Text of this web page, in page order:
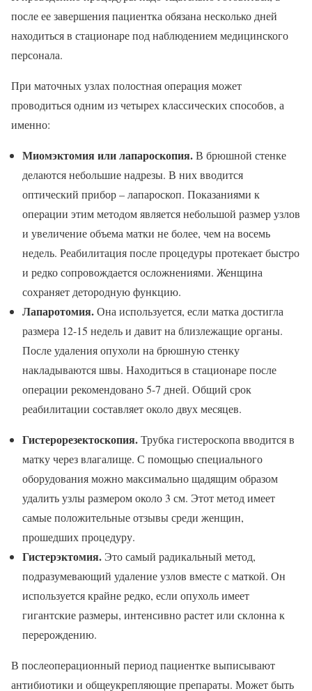
после ее завершения пациентка обязана несколько дней
находиться в стационаре под наблюдением медицинского
персонала.
При маточных узлах полостная операция может
проводиться одним из четырех классических способов, а
именно:
Миомэктомия или лапароскопия.В брюшной стенке
делаются небольшие надрезы. В них вводится
оптический прибор – лапароскоп. Показаниями к
операции этим методом является небольшой размер узлов
и увеличение объема матки не более, чем на восемь
недель. Реабилитация после процедуры протекает быстро
и редко сопровождается осложнениями. Женщина
сохраняет детородную функцию.
Лапаротомия.Она используется, если матка достигла
размера 12-15 недель и давит на близлежащие органы.
После удаления опухоли на брюшную стенку
накладываются швы. Находиться в стационаре после
операции рекомендовано 5-7 дней. Общий срок
реабилитации составляет около двух месяцев.
Гистерорезектоскопия.Трубка гистероскопа вводится в
матку через влагалище. С помощью специального
оборудования можно максимально щадящим образом
удалить узлы размером около 3 см. Этот метод имеет
самые положительные отзывы среди женщин,
прошедших процедуру.
Гистерэктомия. Это самый радикальный метод,
подразумевающий удаление узлов вместе с маткой. Он
используется крайне редко, если опухоль имеет
гигантские размеры, интенсивно растет или склонна к
перерождению.
В послеоперационный период пациентке выписывают
антибиотики и общеукрепляющие препараты. Может быть